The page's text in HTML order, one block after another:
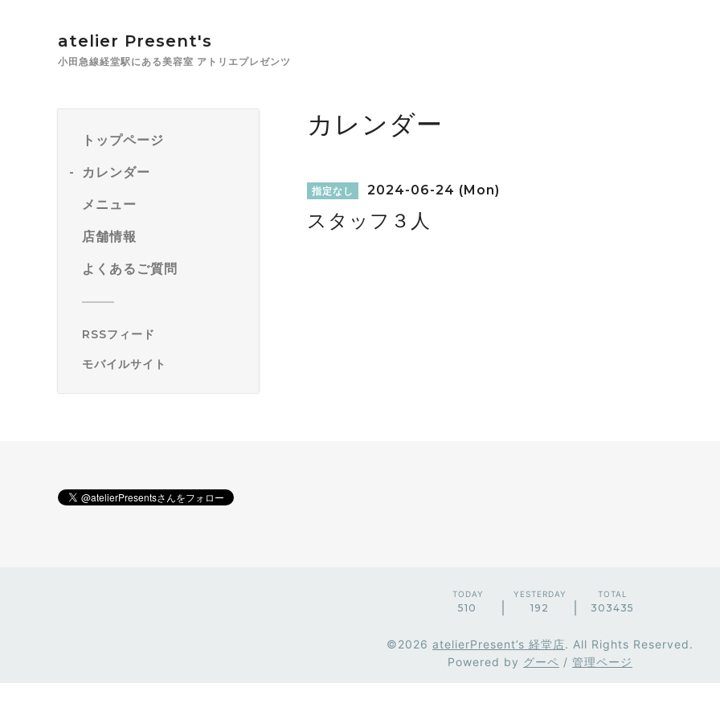
atelier Present's
小田急線経堂駅にある美容室 アトリエプレゼンツ
トップページ
カレンダー
メニュー
店舗情報
よくあるご質問
RSSフィード
モバイルサイト
カレンダー
指定なし 2024-06-24 (Mon)
スタッフ３人
TODAY
510
YESTERDAY
192
TOTAL
303435
©2026 atelierPresent’s 経堂店. All Rights Reserved.
Powered by グーペ / 管理ページ